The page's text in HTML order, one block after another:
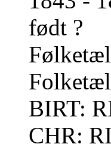
født ?
BIRT:
CHR: